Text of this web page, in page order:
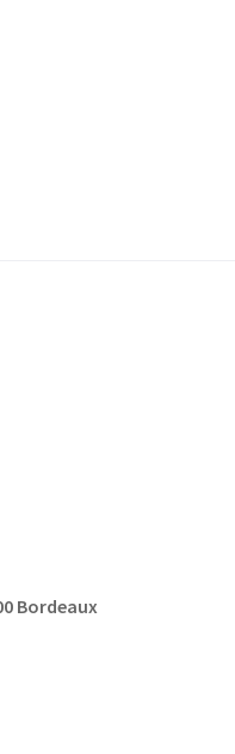
Bordeaux